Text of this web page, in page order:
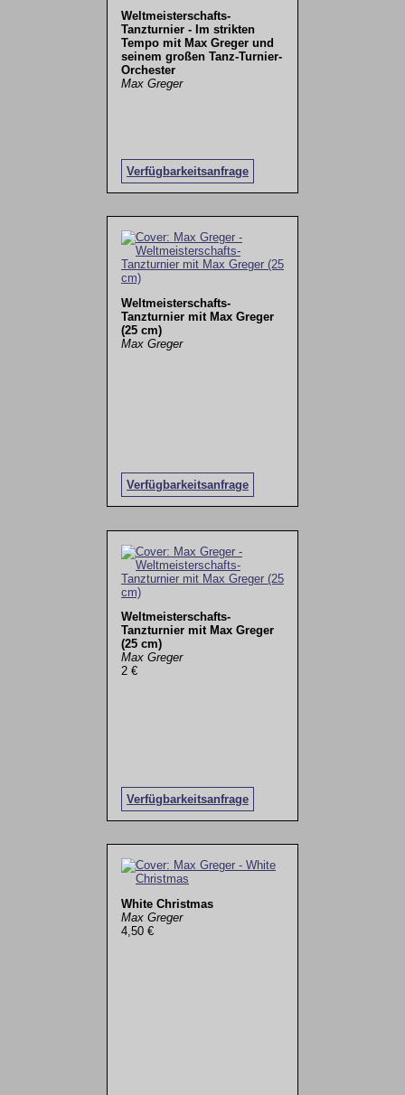
Weltmeisterschafts-
Tanzturnier - Im strikten
Tempo mit Max Greger und
seinem großen Tanz-Turnier-
Orchester
Max Greger
Verfügbarkeitsanfrage
Weltmeisterschafts-
Tanzturnier mit Max Greger
(25 cm)
Max Greger
Verfügbarkeitsanfrage
Weltmeisterschafts-
Tanzturnier mit Max Greger
(25 cm)
Max Greger
2 €
Verfügbarkeitsanfrage
White Christmas
Max Greger
4,50 €